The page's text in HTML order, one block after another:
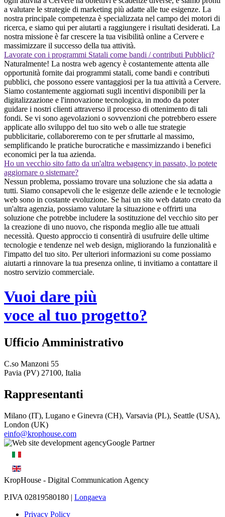
a valutare le strategie di marketing più adatte alle tue esigenze. La
nostra principale competenza è specializzata nel campo dei motori di
ricerca, e siamo qui per aiutarti a raggiungere i risultati desiderati. La
nostra missione è far crescere la tua visibilità online a Cervere e
massimizzare il successo della tua attività.
Lavorate con i programmi Statali come bandi / contributi Pubblici?
Naturalmente! La nostra web agency è costantemente attenta alle
opportunità fornite dai programmi statali, come bandi e contributi
pubblici, che possono essere vantaggiosi per la tua attività a Cervere.
Siamo costantemente aggiornati sugli incentivi disponibili per la
digitalizzazione e l'innovazione tecnologica, in modo da poter
guidare i nostri clienti attraverso il processo di ottenimento di tali
fondi. Se vi sono agevolazioni o sovvenzioni che potrebbero essere
applicate allo sviluppo del tuo sito web o alle tue strategie
pubblicitarie, collaboreremo con te per sfruttarle al massimo,
semplificando le pratiche burocratiche e massimizzando i benefici
economici per la tua azienda.
Ho un vecchio sito fatto da un'altra webagency in passato, lo potete
aggiornare o sistemare?
Nessun problema, possiamo trovare una soluzione che sia adatta a
tutti. Siamo consapevoli che le esigenze delle aziende e le tecnologie
web sono in costante evoluzione. Se hai un sito web datato creato da
un'altra agenzia, possiamo valutare la situazione e offrirti una
soluzione che potrebbe includere la sostituzione del vecchio sito per
la creazione di uno nuovo, che risponda meglio alle tue attuali
necessità. Questo approccio ti consentirà di usufruire delle ultime
tecnologie e tendenze nel web design, migliorando la funzionalità e
l'impatto del tuo sito. Per ulteriori informazioni su come possiamo
aiutarti a rinnovare la tua presenza online, ti invitiamo a contattare il
nostro servizio commerciale.
Vuoi dare più
voce al tuo progetto?
Ufficio Amministrativo
C.so Manzoni 55
Pavia (PV) 27100, Italia
Rappresentanti
Milano (IT), Lugano e Ginevra (CH), Varsavia (PL), Seattle (USA),
London (UK)
einfo@krophouse.com
KropHouse - Digital Communication Agency
P.IVA 02819580180 | Longaeva
Privacy Policy